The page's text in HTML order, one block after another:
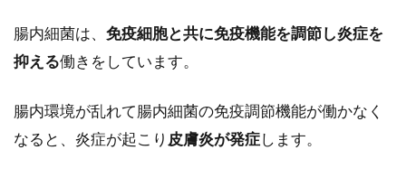
腸内細菌は、 免疫細胞と共に免疫機能を調節し炎症を
抑える働きをしています。
腸内環境が乱れて腸内細菌の免疫調節機能が働かなく
なると、炎症が起こり 皮膚炎が発症します。